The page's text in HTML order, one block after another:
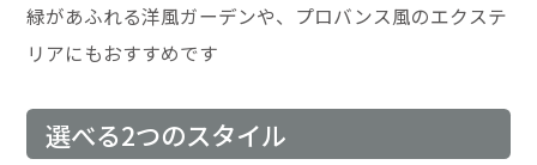
緑があふれる洋風ガーデンや、プロバンス風のエクステ
リアにもおすすめです
選べる2つのスタイル